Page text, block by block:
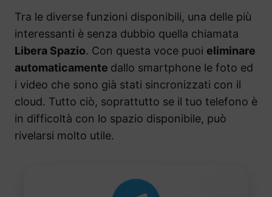
Tra le diverse funzioni disponibili, una delle più
interessanti è senza dubbio quella chiamata
Libera Spazio. Con questa voce puoi eliminare
automaticamente dallo smartphone le foto ed
i video che sono già stati sincronizzati con il
cloud. Tutto ciò, soprattutto se il tuo telefono è
in difficoltà con lo spazio disponibile, può
rivelarsi molto utile.